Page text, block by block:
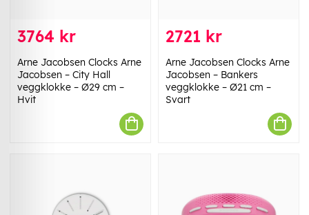
3764 kr
Arne Jacobsen Clocks Arne
Jacobsen – City Hall
veggklokke – Ø29 cm –
Hvit
2721 kr
Arne Jacobsen Clocks Arne
Jacobsen – Bankers
veggklokke – Ø21 cm –
Svart